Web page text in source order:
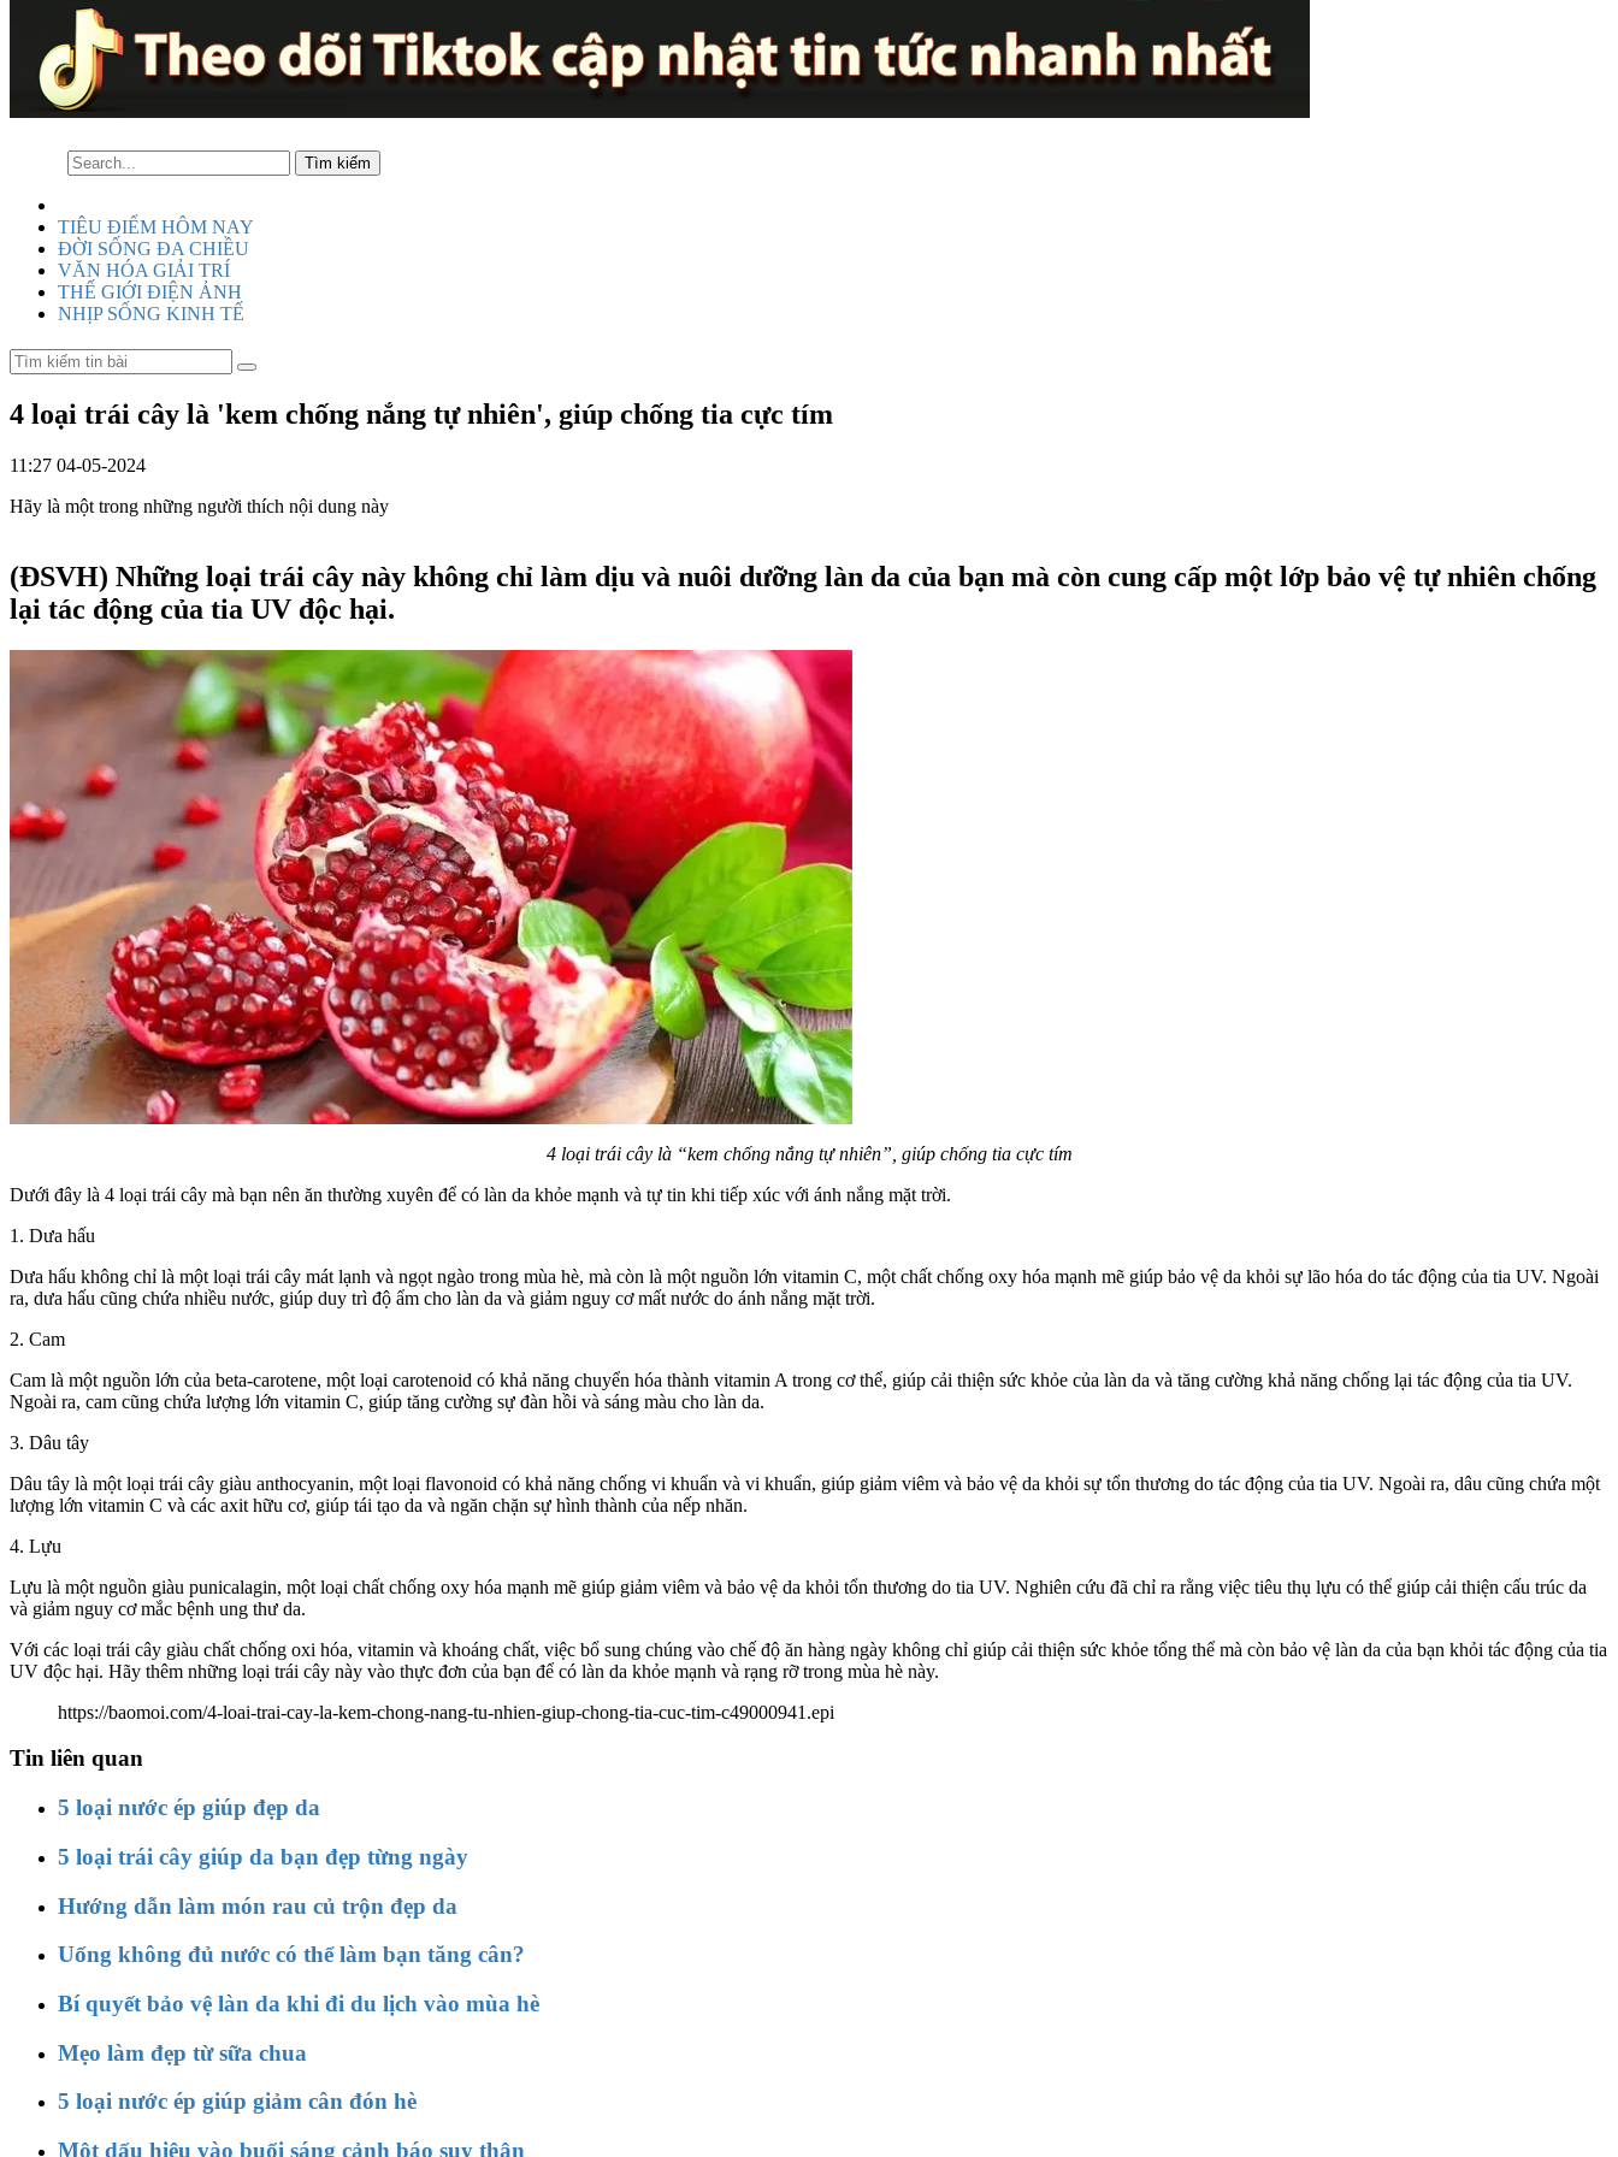
TIÊU ĐIỂM HÔM NAY
ĐỜI SỐNG ĐA CHIỀU
VĂN HÓA GIẢI TRÍ
THẾ GIỚI ĐIỆN ẢNH
NHỊP SỐNG KINH TẾ
4 loại trái cây là 'kem chống nắng tự nhiên', giúp chống tia cực tím
11:27 04-05-2024
Hãy là một trong những người thích nội dung này
(ĐSVH) Những loại trái cây này không chỉ làm dịu và nuôi dưỡng làn da của bạn mà còn cung cấp một lớp bảo vệ tự nhiên chống
lại tác động của tia UV độc hại.
4 loại trái cây là “kem chống nắng tự nhiên”, giúp chống tia cực tím
Dưới đây là 4 loại trái cây mà bạn nên ăn thường xuyên để có làn da khỏe mạnh và tự tin khi tiếp xúc với ánh nắng mặt trời.
1. Dưa hấu
Dưa hấu không chỉ là một loại trái cây mát lạnh và ngọt ngào trong mùa hè, mà còn là một nguồn lớn vitamin C, một chất chống oxy hóa mạnh mẽ giúp bảo vệ da khỏi sự lão hóa do tác động của tia UV. Ngoài
ra, dưa hấu cũng chứa nhiều nước, giúp duy trì độ ẩm cho làn da và giảm nguy cơ mất nước do ánh nắng mặt trời.
2. Cam
Cam là một nguồn lớn của beta-carotene, một loại carotenoid có khả năng chuyển hóa thành vitamin A trong cơ thể, giúp cải thiện sức khỏe của làn da và tăng cường khả năng chống lại tác động của tia UV.
Ngoài ra, cam cũng chứa lượng lớn vitamin C, giúp tăng cường sự đàn hồi và sáng màu cho làn da.
3. Dâu tây
Dâu tây là một loại trái cây giàu anthocyanin, một loại flavonoid có khả năng chống vi khuẩn và vi khuẩn, giúp giảm viêm và bảo vệ da khỏi sự tổn thương do tác động của tia UV. Ngoài ra, dâu cũng chứa một
lượng lớn vitamin C và các axit hữu cơ, giúp tái tạo da và ngăn chặn sự hình thành của nếp nhăn.
4. Lựu
Lựu là một nguồn giàu punicalagin, một loại chất chống oxy hóa mạnh mẽ giúp giảm viêm và bảo vệ da khỏi tổn thương do tia UV. Nghiên cứu đã chỉ ra rằng việc tiêu thụ lựu có thể giúp cải thiện cấu trúc da
và giảm nguy cơ mắc bệnh ung thư da.
Với các loại trái cây giàu chất chống oxi hóa, vitamin và khoáng chất, việc bổ sung chúng vào chế độ ăn hàng ngày không chỉ giúp cải thiện sức khỏe tổng thể mà còn bảo vệ làn da của bạn khỏi tác động của tia
UV độc hại. Hãy thêm những loại trái cây này vào thực đơn của bạn để có làn da khỏe mạnh và rạng rỡ trong mùa hè này.
https://baomoi.com/4-loai-trai-cay-la-kem-chong-nang-tu-nhien-giup-chong-tia-cuc-tim-c49000941.epi
Tin liên quan
5 loại nước ép giúp đẹp da
5 loại trái cây giúp da bạn đẹp từng ngày
Hướng dẫn làm món rau củ trộn đẹp da
Uống không đủ nước có thể làm bạn tăng cân?
Bí quyết bảo vệ làn da khi đi du lịch vào mùa hè
Mẹo làm đẹp từ sữa chua
5 loại nước ép giúp giảm cân đón hè
Một dấu hiệu vào buổi sáng cảnh báo suy thận